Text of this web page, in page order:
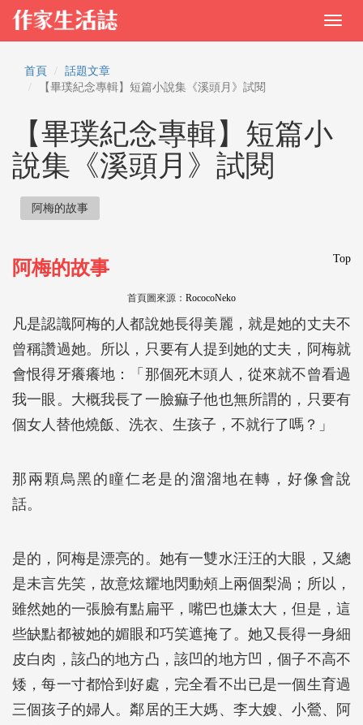
首頁
話題文章
【畢璞紀念專輯】短篇小說集《溪頭月》試閱
【畢璞紀念專輯】短篇小
說集《溪頭月》試閱
阿梅的故事
Top
阿梅的故事
首頁圖來源： RococoNeko
凡是認識阿梅的人都說她長得美麗，就是她的丈夫不
曾稱讚過她。所以，只要有人提到她的丈夫，阿梅就
會恨得牙癢癢地：「那個死木頭人，從來就不曾看過
我一眼。大概我長了一臉痲子他也無所謂的，只要有
個女人替他燒飯、洗衣、生孩子，不就行了嗎？」
那兩顆烏黑的瞳仁老是的溜溜地在轉，好像會說
話。
是的，阿梅是漂亮的。她有一雙水汪汪的大眼，又總
是未言先笑，故意炫耀地閃動頰上兩個梨渦；所以，
雖然她的一張臉有點扁平，嘴巴也嫌太大，但是，這
些缺點都被她的媚眼和巧笑遮掩了。她又長得一身細
皮白肉，該凸的地方凸，該凹的地方凹，個子不高不
矮，每一寸都恰到好處，完全看不出已是一個生育過
三個孩子的婦人。鄰居的王大媽、李大嫂、小鶯、阿